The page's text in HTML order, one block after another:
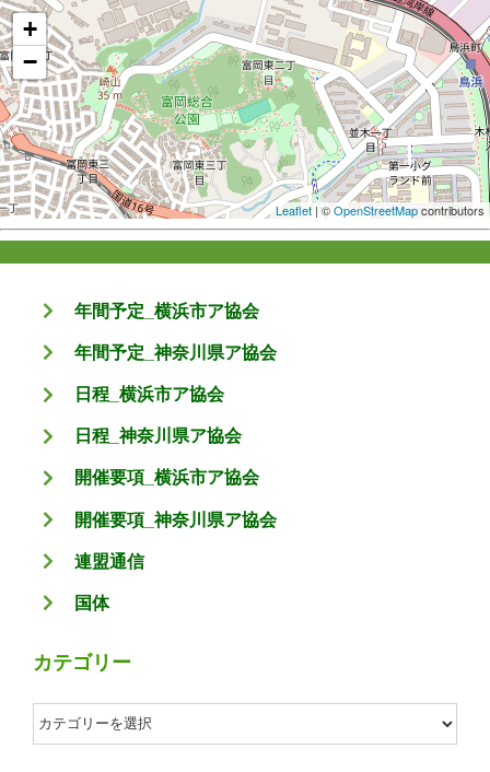
+
−
Leaflet | ©OpenStreetMapcontributors
年間予定_横浜市ア協会
年間予定_神奈川県ア協会
日程_横浜市ア協会
日程_神奈川県ア協会
開催要項_横浜市ア協会
開催要項_神奈川県ア協会
連盟通信
国体
カテゴリー
カ
テ